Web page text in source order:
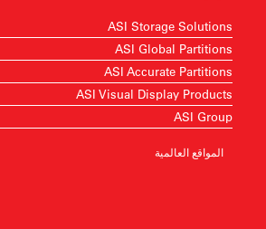
ASI Storage Solutions
ASI Global Partitions
ASI Accurate Partitions
ASI Visual Display Products
ASI Group
المواقع العالمية